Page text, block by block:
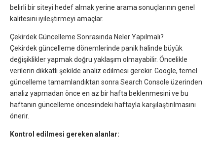
belirli bir siteyi hedef almak yerine arama sonuçlarının genel
kalitesini iyileştirmeyi amaçlar.
Çekirdek Güncelleme Sonrasında Neler Yapılmalı?
Çekirdek güncelleme dönemlerinde panik halinde büyük
değişiklikler yapmak doğru yaklaşım olmayabilir. Öncelikle
verilerin dikkatli şekilde analiz edilmesi gerekir. Google, temel
güncelleme tamamlandıktan sonra Search Console üzerinden
analiz yapmadan önce en az bir hafta beklenmesini ve bu
haftanın güncelleme öncesindeki haftayla karşılaştırılmasını
önerir.
Kontrol edilmesi gereken alanlar: